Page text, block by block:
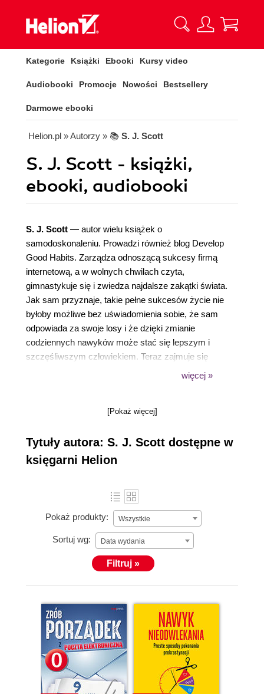
Kategorie Książki Ebooki Kursy video
Audiobooki Promocje Nowości Bestsellery
Darmowe ebooki
Helion.pl » Autorzy » 📚 S. J. Scott
S. J. Scott - książki,
ebooki, audiobooki
S. J. Scott — autor wielu książek o
samodoskonaleniu. Prowadzi również blog Develop
Good Habits. Zarządza odnoszącą sukcesy firmą
internetową, a w wolnych chwilach czyta,
gimnastykuje się i zwiedza najdalsze zakątki świata.
Jak sam przyznaje, takie pełne sukcesów życie nie
byłoby możliwe bez uświadomienia sobie, że sam
odpowiada za swoje losy i że dzięki zmianie
codziennych nawyków może stać się lepszym i
szczęśliwszym człowiekiem. Teraz zajmuje się
więcej »
[Pokaż więcej]
Tytuły autora: S. J. Scott dostępne w
księgarni Helion
Pokaż produkty: Wszystkie
Sortuj wg: Data wydania
Filtruj »